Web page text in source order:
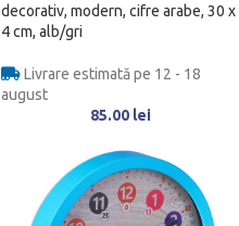
decorativ, modern, cifre arabe, 30 x
4 cm, alb/gri
Livrare estimată pe 12 - 18
august
85.00 lei